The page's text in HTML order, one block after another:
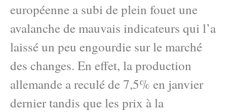
européenne a subi de plein fouet une
avalanche de mauvais indicateurs qui l’a
laissé un peu engourdie sur le marché
des changes. En effet, la production
allemande a reculé de 7,5% en janvier
dernier tandis que les prix à la